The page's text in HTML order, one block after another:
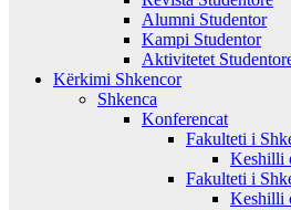
Alumni Studentor
Kampi Studentor
Aktivitetet
Kërkimi Shkencor
Shkenca
Konferencat
Fakulteti i
Keshilli
Fakulteti i
Keshilli